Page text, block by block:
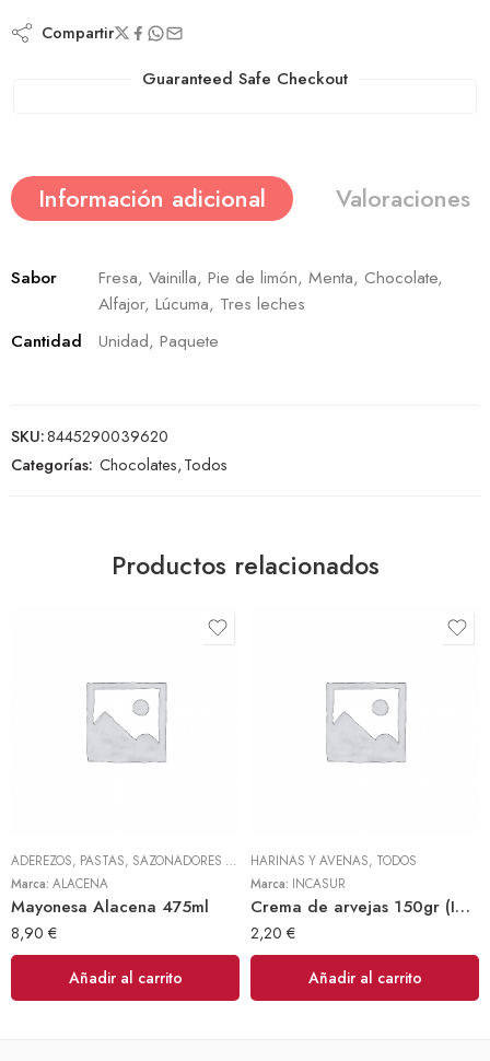
Compartir
Guaranteed Safe Checkout
Información adicional Valoraciones
Sabor
Fresa, Vainilla, Pie de limón, Menta, Chocolate,
Alfajor, Lúcuma, Tres leches
Cantidad
Unidad, Paquete
SKU:8445290039620
Categorías: Chocolates,Todos
Productos relacionados
ADEREZOS, PASTAS, SAZONADORES Y CONDIMENTOS ,TODOS
Marca: ALACENA
Mayonesa Alacena 475ml
8,90 €
Añadir al carrito
HARINAS Y AVENAS, TODOS
Marca: INCASUR
Crema de arvejas 150gr (INCASUR)
2,20 €
Añadir al carrito